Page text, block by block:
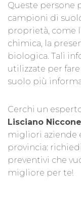
Queste persone
campioni di
proprietà, come
chimica, la
biologica. Tali
utilizzate per
suolo più
Cerchi un
Lisciano Niccone
migliori aziende
provincia:
preventivi che
migliore per te!